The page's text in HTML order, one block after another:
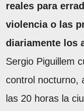
reales para
violencia o las
diariamente los
Sergio Piguillem
control nocturno,
las 20 horas la